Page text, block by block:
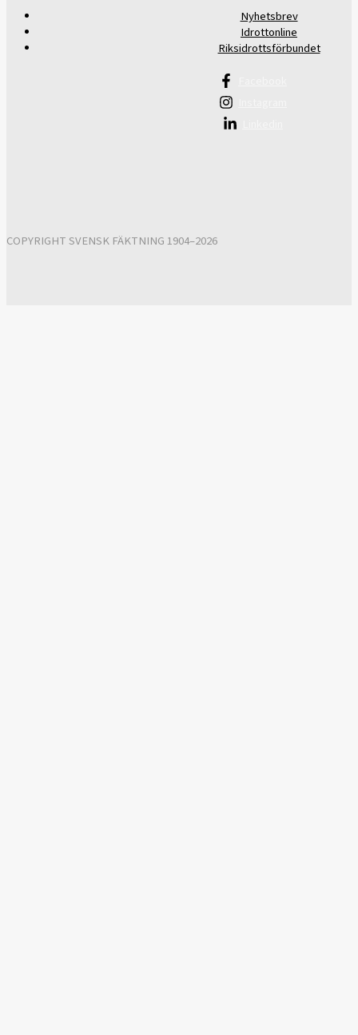
Nyhetsbrev
Idrottonline
Riksidrottsförbundet
COPYRIGHT SVENSK FÄKTNING 1904–2026